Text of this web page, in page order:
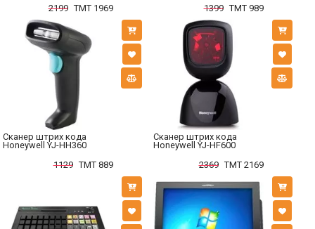
2199 TMT 1969
1399 TMT 989
Сканер штрих кода
Honeywell YJ-HH360
1129 TMT 889
Сканер штрих кода
Honeywell YJ-HF600
2369 TMT 2169